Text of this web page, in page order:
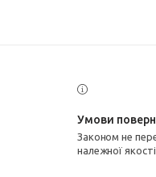
Законом не передбачено повернення та обмін даного товару
належної якості